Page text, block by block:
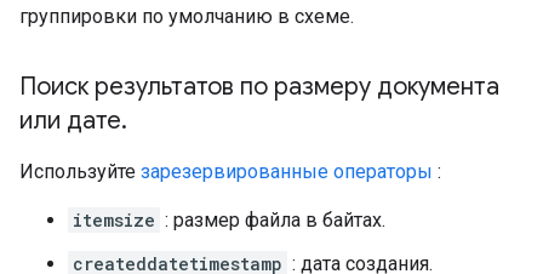
группировки по умолчанию в схеме.
Поиск результатов по размеру документа
или дате.
Используйте зарезервированные операторы :
itemsize : размер файла в байтах.
createddatetimestamp : дата создания.